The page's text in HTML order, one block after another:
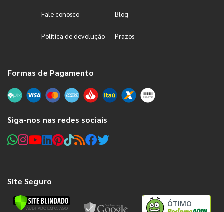
Fale conosco Blog
Política de devolução Prazos
Formas de Pagamento
Siga-nos nas redes sociais
Site Seguro
ÓTIMO